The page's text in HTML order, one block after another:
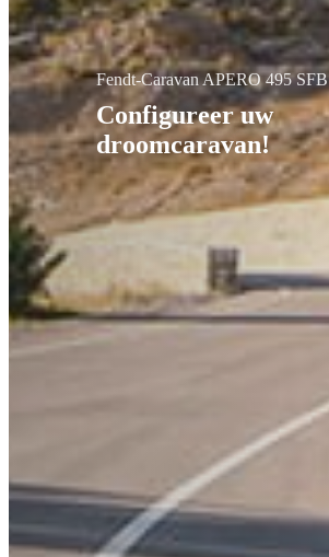
Fendt-Caravan APERO 495 SFB
Configureer uw
droomcaravan!